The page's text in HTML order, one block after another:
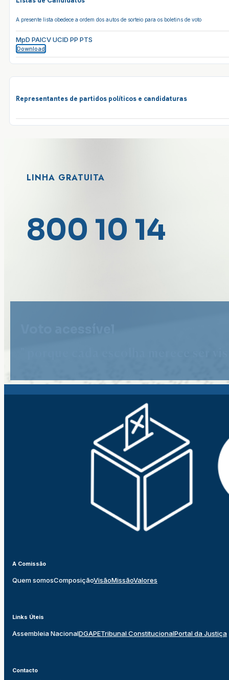
A presente lista obedece a ordem dos autos de sorteio para os boletins de voto
MpD PAICV UCID PP PTS
Download
Representantes de partidos políticos e candidaturas
LINHA GRATUITA
800 10 14
A Comissão
Quem somosComposiçãoVisãoMissãoValores
Links Úteis
Assembleia NacionalDGAPETribunal ConstitucionalPortal da Justiça
Contacto